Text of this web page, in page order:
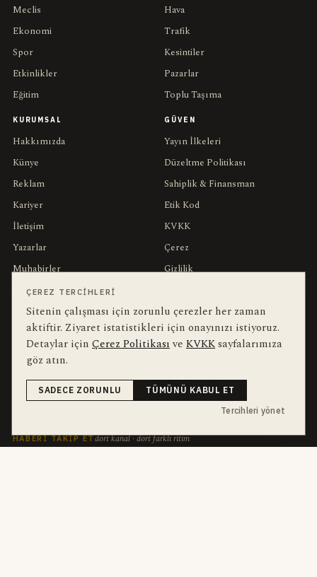
Meclis
Ekonomi
Spor
Etkinlikler
Eğitim
Hava
Trafik
Kesintiler
Pazarlar
Toplu Taşıma
KURUMSAL
Hakkımızda
Künye
Reklam
Kariyer
İletişim
Yazarlar
Muhabirler
Editörler
GÜVEN
Yayın İlkeleri
Düzeltme Politikası
Sahiplik & Finansman
Etik Kod
KVKK
Çerez
Gizlilik
YEREL ARANANLARbu hafta en çok aranan
İnegöl inegol-belediyesi
futbol
İnegölspor
HABERI TAKIP ETdört kanal · dört farklı ritim
ÇEREZ TERCIHLERI
Sitenin çalışması için zorunlu çerezler her zaman
aktiftir. Ziyaret istatistikleri için onayınızı istiyoruz.
Detaylar için Çerez Politikasıve KVKKsayfalarımıza
göz atın.
SADECE ZORUNLU
TÜMÜNÜ KABUL ET
Tercihleri yönet